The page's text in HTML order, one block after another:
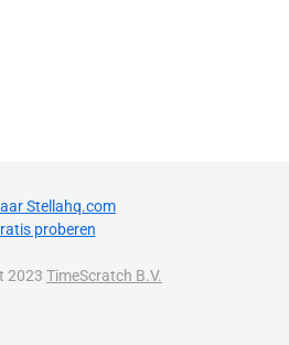
Stellahq.com
proberen
2023 TimeScratch B.V.